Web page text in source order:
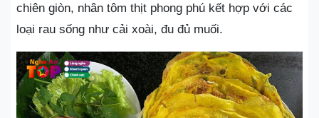
chiên giòn, nhân tôm thịt phong phú kết hợp với các
loại rau sống như cải xoài, đu đủ muối.